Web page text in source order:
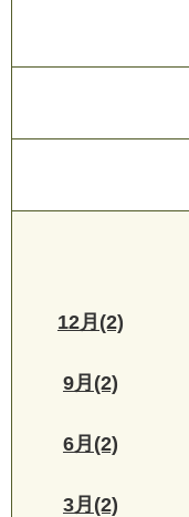
12月(2)
9月(2)
6月(2)
3月(2)